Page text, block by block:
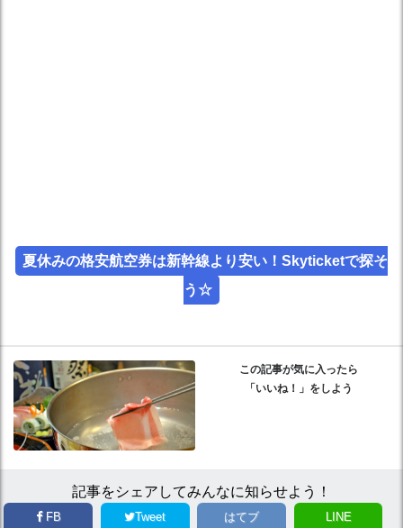
夏休みの格安航空券は新幹線より安い！Skyticketで探そ
う☆
この記事が気に入ったら
「いいね！」をしよう
記事をシェアしてみんなに知らせよう！
FB Tweet はてブ LINE